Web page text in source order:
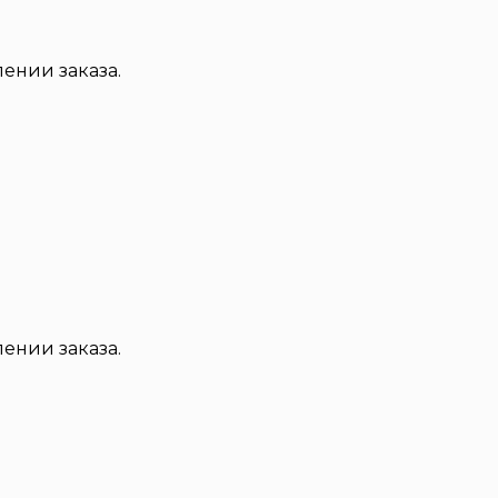
заказа.
заказа.